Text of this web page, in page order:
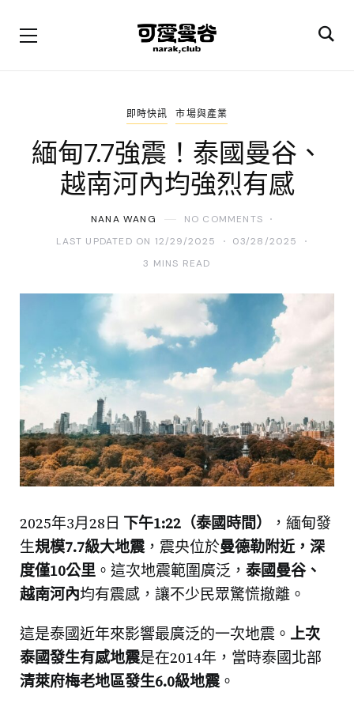
即時快訊 市場與產業
緬甸7.7強震！泰國曼谷、
越南河內均強烈有感
NANA WANG
NO COMMENTS
LAST UPDATED ON 12/29/2025
03/28/2025
3 MINS READ
2025年3月28日 下午1:22（泰國時間）
，緬甸發
生規模7.7級大地震，震央位於曼德勒附近，深
度僅10公里 。這次地震範圍廣泛， 泰國曼谷、
越南河內均有震感，讓不少民眾驚慌撤離。
這是泰國近年來影響最廣泛的一次地震。 上次
泰國發生有感地震是在2014年，當時泰國北部
清萊府梅老地區發生6.0級地震。